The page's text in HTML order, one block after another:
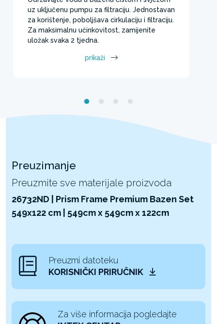
uz uključenu pumpu za filtraciju. Jednostavan
za korištenje, poboljšava cirkulaciju i filtraciju.
Za maksimalnu učinkovitost, zamijenite
uložak svaka 2 tjedna.
prikaži
Preuzimanje
Preuzmite sve materijale proizvoda
26732ND | Prism Frame Premium Bazen Set
549x122 cm | 549cm x 549cm x 122cm
Preuzmi datoteku
KORISNIČKI PRIRUČNIK
Za više informacija pogledajte